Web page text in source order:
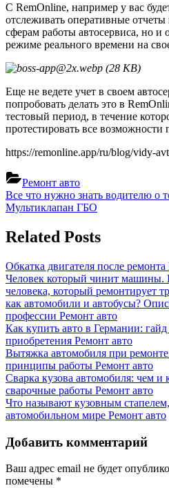
С RemOnline, например у вас
отслеживать оперативные
сферам работы автосервиса, но и
режиме реального времени на
Еще не ведете учет в своем
попробовать делать это в
тестовый период, в течение
протестировать все
https://remonline.app/ru/blog/vidy-
Ремонт авто
Навигация
по
записям
Previous
Post:
Все что нужно знать водителю о
Next
Мультиклапан ГБО
Related Posts
Обкатка двигателя после ремонта
Человек который чинит машины.
человека, который ремонтирует
как автомобили и автобусы?
профессии Ремонт авто
Как купить авто в Германии:
приобретения Ремонт авто
Вытяжка автомобиля при
принципы работы Ремонт авто
Сварка кузова автомобиля: чем и
сварочные работы Ремонт авто
Что называют кузовным
автомобильном мире Ремонт авто
Добавить комментарий
Ваш адрес email не будет
помечены *